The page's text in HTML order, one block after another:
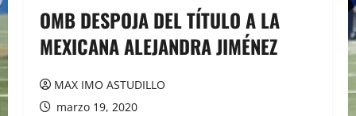
OMB DESPOJA DEL TÍTULO A LA
MEXICANA ALEJANDRA JIMÉNEZ
MAX IMO ASTUDILLO
marzo 19, 2020